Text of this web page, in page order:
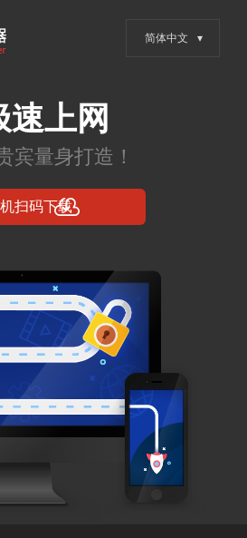
网权威安全认
浏览器
2024年5
8日
byadminhy
器最新版下载攻略